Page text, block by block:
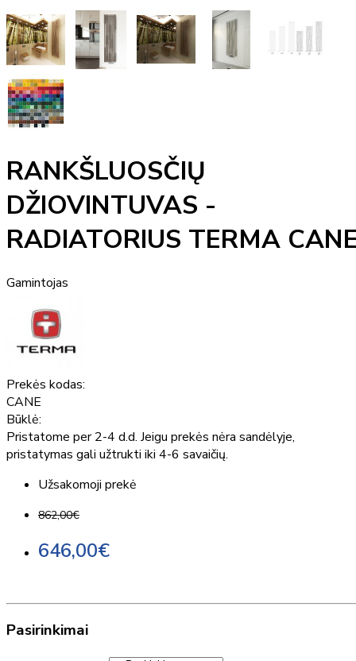
RANKŠLUOSČIŲ
DŽIOVINTUVAS -
RADIATORIUS TERMA
Gamintojas
Prekės kodas:
CANE
Būklė:
Pristatome per 2-4 d.d. Jeigu prekės nėra sandėlyje,
pristatymas gali užtrukti iki 4-6 savaičių.
Užsakomoji prekė
862,00€
646,00€
Pasirinkimai